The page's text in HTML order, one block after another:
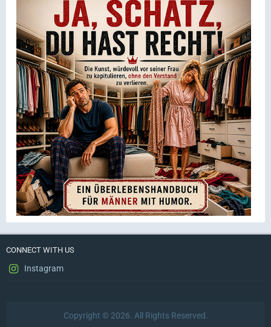
CONNECT WITH US
Instagram
Copyright © 2026. All Rights Reserved.